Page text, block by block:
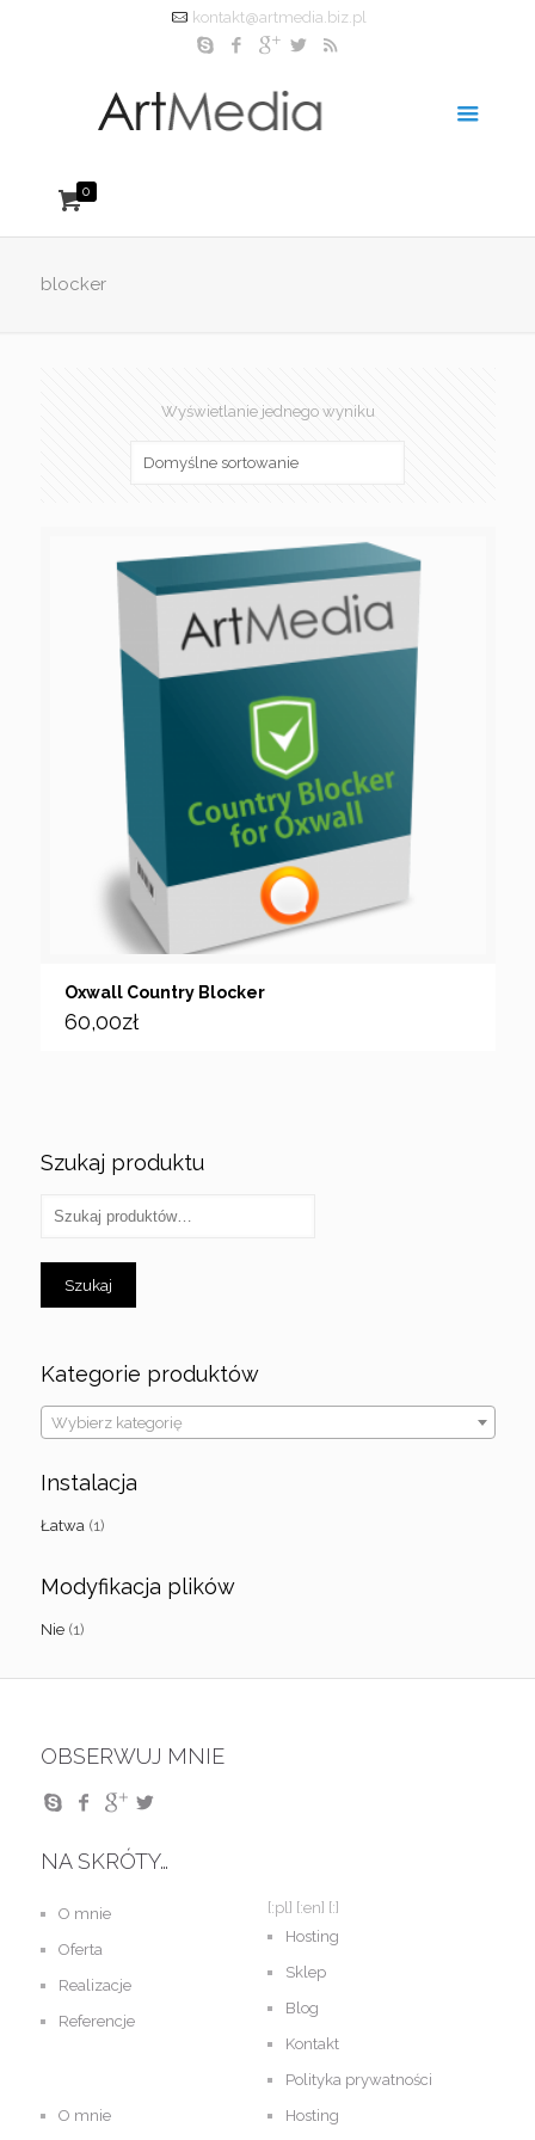
kontakt@artmedia.biz.pl
0
blocker
Wyświetlanie jednego wyniku
Oxwall Country Blocker
60,00zł
Szukaj produktu
Szukaj
Kategorie produktów
Wybierz kategorię
Instalacja
Łatwa (1)
Modyfikacja plików
Nie (1)
OBSERWUJ MNIE
NA SKRÓTY…
[:pl]
O mnie
Oferta
Realizacje
Referencje
Hosting
Sklep
Blog
Kontakt
Polityka prywatności
[:en]
O mnie Hosting
[:]